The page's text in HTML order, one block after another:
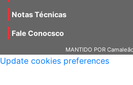
Update cookies preferences